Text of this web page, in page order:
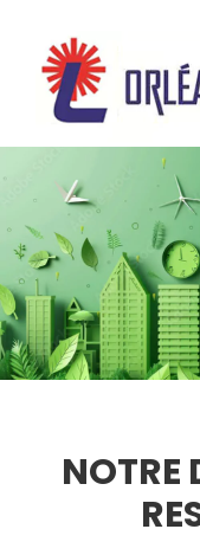
contenu
NOTRE